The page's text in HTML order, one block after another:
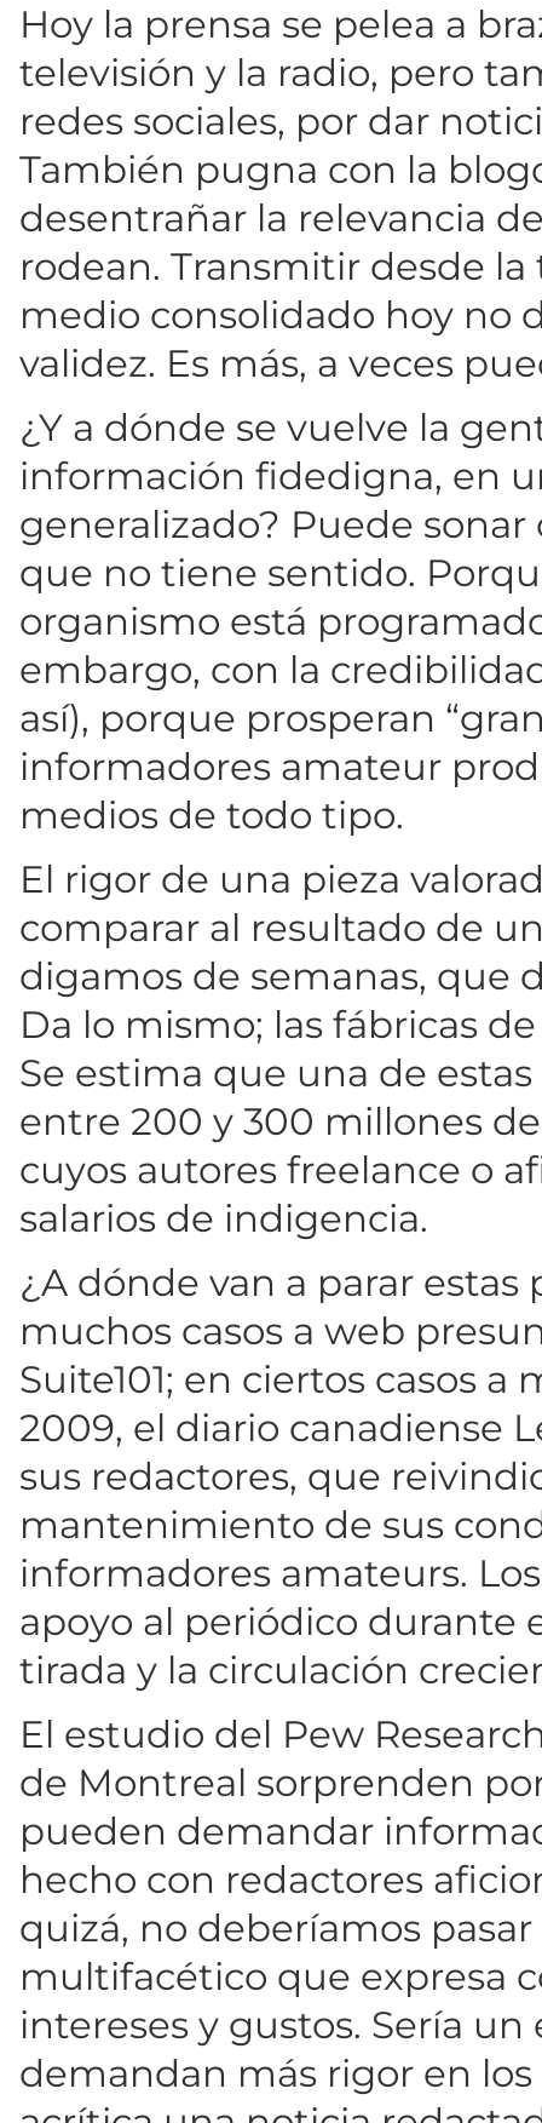
Hoy la prensa se pelea a
televisión y la radio, pero
redes sociales, por dar
También pugna con la
desentrañar la relevancia
rodean. Transmitir desde
medio consolidado hoy no
validez. Es más, a veces
¿Y a dónde se vuelve la
información fidedigna, en
generalizado? Puede
que no tiene sentido.
organismo está
embargo, con la
así), porque prosperan
informadores amateur
medios de todo tipo.
El rigor de una pieza
comparar al resultado de
digamos de semanas, que
Da lo mismo; las fábricas
Se estima que una de
entre 200 y 300 millones
cuyos autores freelance o
salarios de indigencia.
¿A dónde van a parar
muchos casos a web
Suite101; en ciertos casos
2009, el diario canadiense
sus redactores, que
mantenimiento de sus
informadores amateurs.
apoyo al periódico durante
tirada y la circulación
El estudio del Pew
de Montreal sorprenden
pueden demandar
hecho con redactores
quizá, no deberíamos
multifacético que expresa
intereses y gustos. Sería
demandan más rigor en